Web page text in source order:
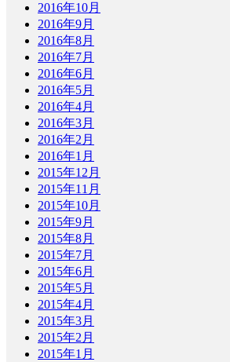
2016年10月
2016年9月
2016年8月
2016年7月
2016年6月
2016年5月
2016年4月
2016年3月
2016年2月
2016年1月
2015年12月
2015年11月
2015年10月
2015年9月
2015年8月
2015年7月
2015年6月
2015年5月
2015年4月
2015年3月
2015年2月
2015年1月